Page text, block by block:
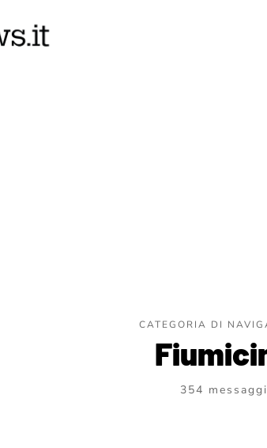
CATEGORIA DI
354 messaggi